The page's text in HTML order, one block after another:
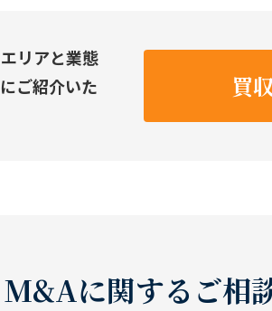
リアと業態
ご紹介いた
買
に関するご相